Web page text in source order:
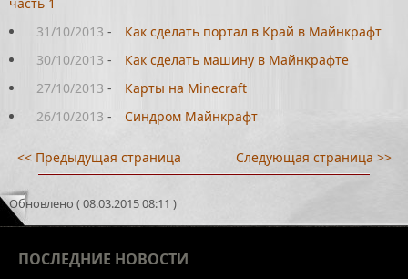
часть 1
31/10/2013 -
Как сделать портал в Край в Майнкрафт
30/10/2013 -
Как сделать машину в Майнкрафте
27/10/2013 -
Карты на Minecraft
26/10/2013 - Синдром Майнкрафт
<< Предыдущая страница Следующая страница >>
Обновлено ( 08.03.2015 08:11 )
ПОСЛЕДНИЕ НОВОСТИ